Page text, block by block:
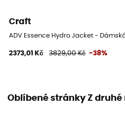
Craft
ADV Essence Hydro Jacket -
2373,01 Kč 3829,00 Kč -38%
Oblíbené stránky Z druhé